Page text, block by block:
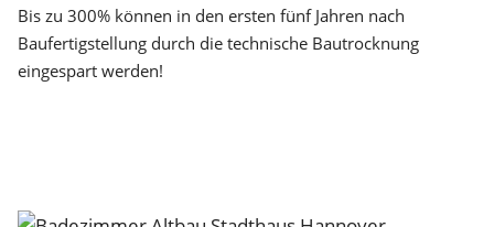
Bis zu 300% können in den ersten fünf Jahren nach
Baufertigstellung durch die technische Bautrocknung
eingespart werden!